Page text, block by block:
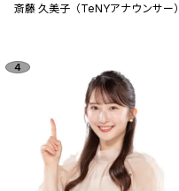
斎藤 久美子（TeNYアナウンサー）